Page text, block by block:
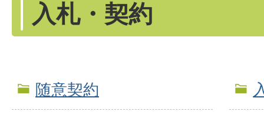
入札・契約
随意契約